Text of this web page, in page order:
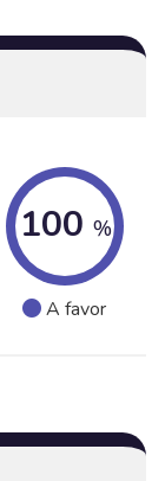
100 %
A favor